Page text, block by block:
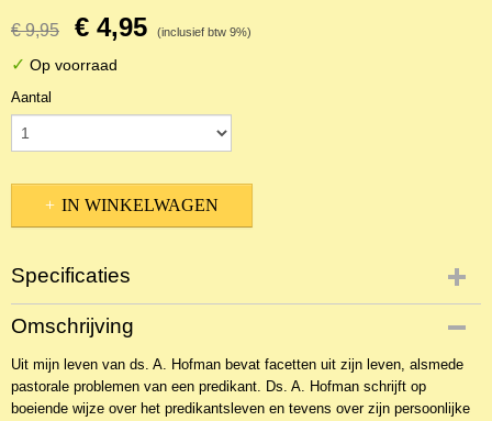
€ 9,95 € 4,95 (inclusief btw 9%)
✓ Op voorraad
Aantal
IN WINKELWAGEN
Specificaties
Productcode
2BKT-20741
EAN code
9789033601934
Omschrijving
Uit mijn leven van ds. A. Hofman bevat facetten uit zijn leven, alsmede
pastorale problemen van een predikant. Ds. A. Hofman schrijft op
boeiende wijze over het predikantsleven en tevens over zijn persoonlijke